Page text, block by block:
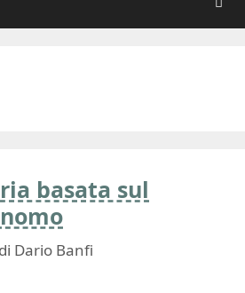
basata sul
di Dario Banfi